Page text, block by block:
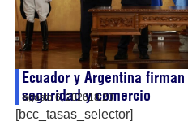
Ecuador y Argentina
seguridad y comercio
agosto 6, 202618:20
[bcc_tasas_selector]